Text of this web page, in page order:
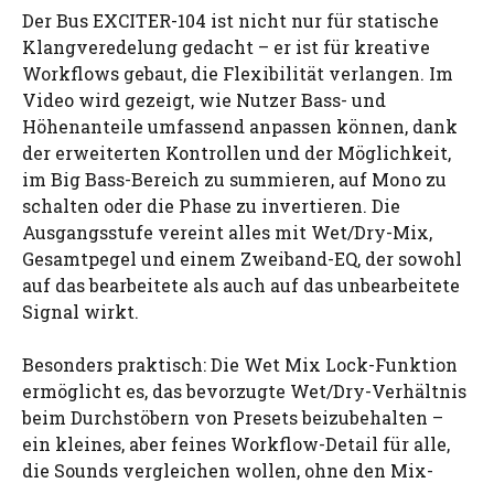
Der Bus EXCITER-104 ist nicht nur für statische
Klangveredelung gedacht – er ist für kreative
Workflows gebaut, die Flexibilität verlangen. Im
Video wird gezeigt, wie Nutzer Bass- und
Höhenanteile umfassend anpassen können, dank
der erweiterten Kontrollen und der Möglichkeit,
im Big Bass-Bereich zu summieren, auf Mono zu
schalten oder die Phase zu invertieren. Die
Ausgangsstufe vereint alles mit Wet/Dry-Mix,
Gesamtpegel und einem Zweiband-EQ, der sowohl
auf das bearbeitete als auch auf das unbearbeitete
Signal wirkt.
Besonders praktisch: Die Wet Mix Lock-Funktion
ermöglicht es, das bevorzugte Wet/Dry-Verhältnis
beim Durchstöbern von Presets beizubehalten –
ein kleines, aber feines Workflow-Detail für alle,
die Sounds vergleichen wollen, ohne den Mix-